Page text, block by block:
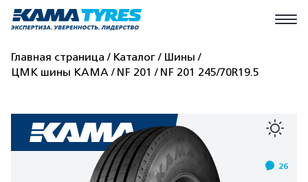
Главная страница Каталог
Шины
ЦМК шины КАМА
NF 201 NF 201 245/70R19.5
26